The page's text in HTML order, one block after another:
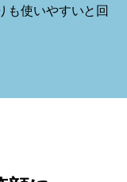
も使いやすいと回